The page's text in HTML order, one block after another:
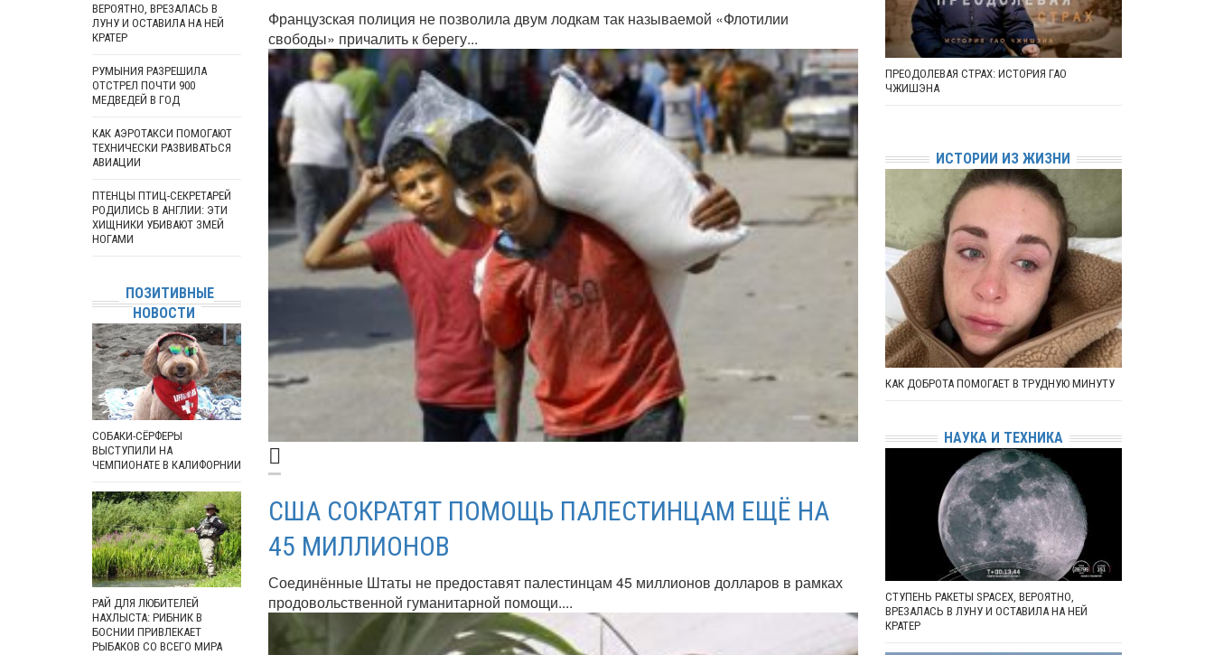
Французская полиция не позволила двум лодкам так называемой «Флотилии
свободы» причалить к берегу...
США СОКРАТЯТ ПОМОЩЬ ПАЛЕСТИНЦАМ ЕЩЁ НА
45 МИЛЛИОНОВ
Соединённые Штаты не предоставят палестинцам 45 миллионов долларов в рамках
продовольственной гуманитарной помощи....
ВЕРОЯТНО, ВРЕЗАЛАСЬ В
ЛУНУ И ОСТАВИЛА НА НЕЙ
КРАТЕР
РУМЫНИЯ РАЗРЕШИЛА
ОТСТРЕЛ ПОЧТИ 900
МЕДВЕДЕЙ В ГОД
КАК АЭРОТАКСИ ПОМОГАЮТ
ТЕХНИЧЕСКИ РАЗВИВАТЬСЯ
АВИАЦИИ
ПТЕНЦЫ ПТИЦ-СЕКРЕТАРЕЙ
РОДИЛИСЬ В АНГЛИИ: ЭТИ
ХИЩНИКИ УБИВАЮТ ЗМЕЙ
НОГАМИ
ПОЗИТИВНЫЕ
НОВОСТИ
СОБАКИ-СЁРФЕРЫ
ВЫСТУПИЛИ НА
ЧЕМПИОНАТЕ В КАЛИФОРНИИ
РАЙ ДЛЯ ЛЮБИТЕЛЕЙ
НАХЛЫСТА: РИБНИК В
БОСНИИ ПРИВЛЕКАЕТ
РЫБАКОВ СО ВСЕГО МИРА
ПРЕОДОЛЕВАЯ СТРАХ: ИСТОРИЯ ГАО
ЧЖИШЭНА
ИСТОРИИ ИЗ ЖИЗНИ
КАК ДОБРОТА ПОМОГАЕТ В ТРУДНУЮ МИНУТУ
НАУКА И ТЕХНИКА
СТУПЕНЬ РАКЕТЫ SPACEX, ВЕРОЯТНО,
ВРЕЗАЛАСЬ В ЛУНУ И ОСТАВИЛА НА НЕЙ
КРАТЕР